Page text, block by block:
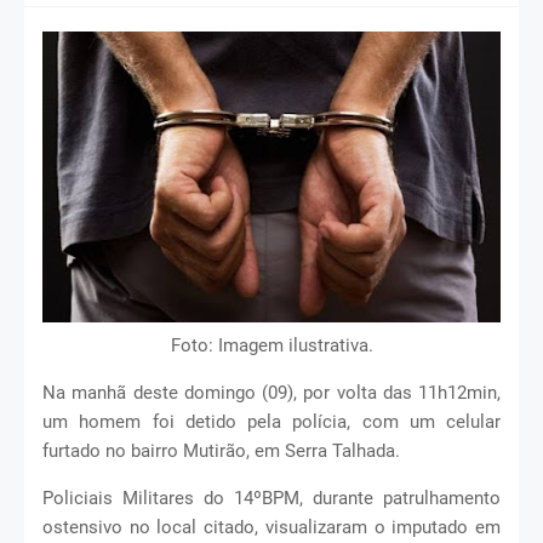
Foto: Imagem ilustrativa.
Na manhã deste domingo (09), por volta das 11h12min,
um homem foi detido pela polícia, com um celular
furtado no bairro Mutirão, em Serra Talhada.
Policiais Militares do 14ºBPM, durante patrulhamento
ostensivo no local citado, visualizaram o imputado em